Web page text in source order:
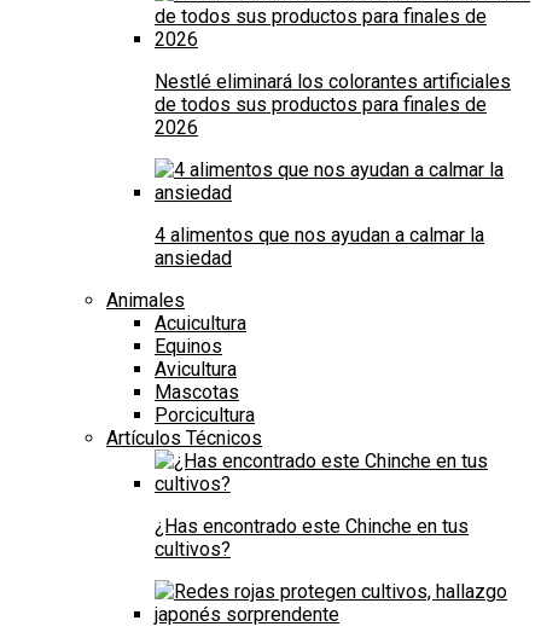
Nestlé eliminará los colorantes artificiales
de todos sus productos para finales de
2026
4 alimentos que nos ayudan a calmar la
ansiedad
Animales
Acuicultura
Equinos
Avicultura
Mascotas
Porcicultura
Artículos Técnicos
¿Has encontrado este Chinche en tus
cultivos?